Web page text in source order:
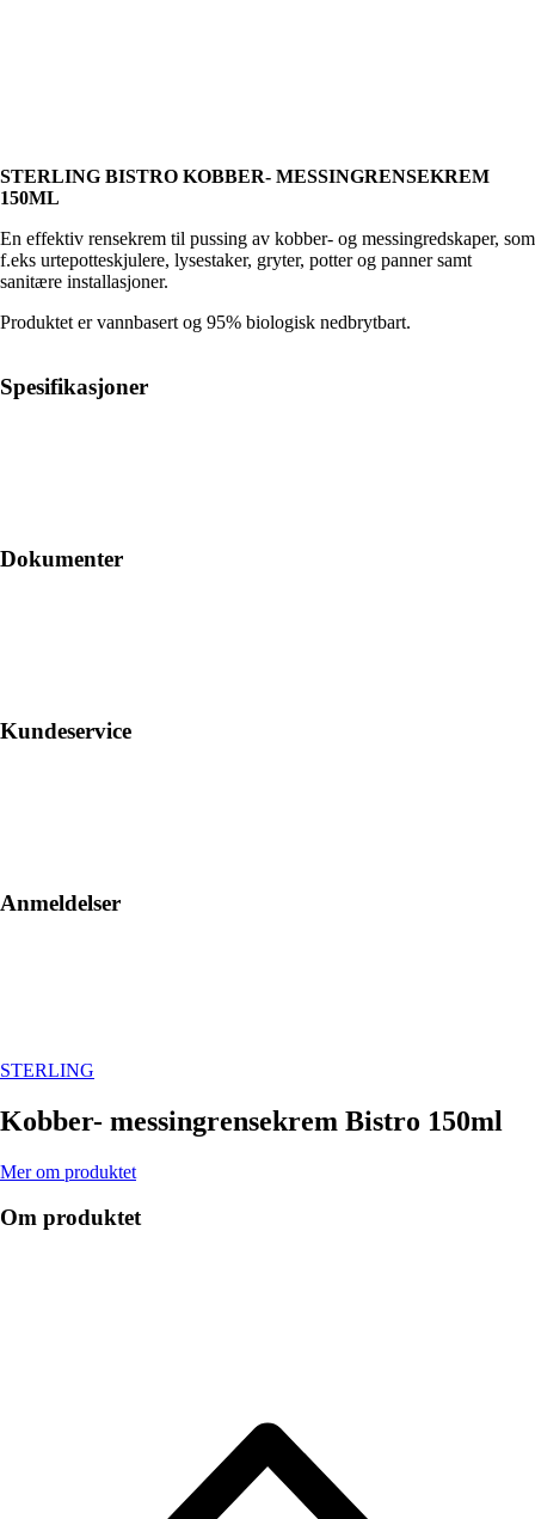
STERLING BISTRO KOBBER- MESSINGRENSEKREM
150ML
En effektiv rensekrem til pussing av kobber- og messingredskaper, som
f.eks urtepotteskjulere, lysestaker, gryter, potter og panner samt
sanitære installasjoner.
Produktet er vannbasert og 95% biologisk nedbrytbart.
Spesifikasjoner
Dokumenter
Kundeservice
Anmeldelser
STERLING
Kobber- messingrensekrem Bistro 150ml
Mer om produktet
Om produktet